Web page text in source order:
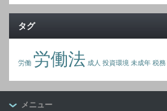
タグ
労働 労働法 成人 投資環境 未成年 税務
メニュー